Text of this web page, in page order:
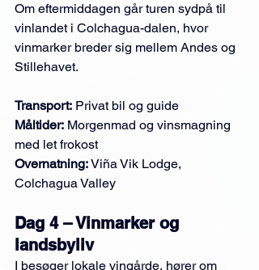
Om eftermiddagen går turen sydpå til
vinlandet i Colchagua-dalen, hvor
vinmarker breder sig mellem Andes og
Stillehavet.
Transport: Privat bil og guide
Måltider: Morgenmad og vinsmagning
med let frokost
Overnatning: Viña Vik Lodge,
Colchagua Valley
Dag 4 – Vinmarker og
landsbyliv
I besøger lokale vingårde, hører om